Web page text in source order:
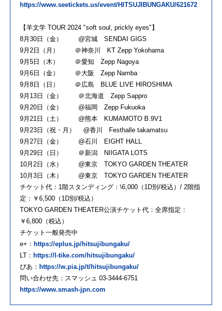
https://www.seetickets.us/event/HITSUJIBUNGAKU/621672
【羊文学 TOUR 2024 "soft soul, prickly eyes"】
8月30日（金） @宮城 SENDAI GIGS
9月2日（月） ＠神奈川 KT Zepp Yokohama
9月5日（木） ＠愛知 Zepp Nagoya
9月6日（金） ＠大阪 Zepp Namba
9月8日（日） ＠広島 BLUE LIVE HIROSHIMA
9月13日（金） ＠北海道 Zepp Sappro
9月20日（金） @福岡 Zepp Fukuoka
9月21日（土） @熊本 KUMAMOTO B.9V1
9月23日（祝・月） @香川 Festhalle takamatsu
9月27日（金） @石川 EIGHT HALL
9月29日（日） ＠新潟 NIIGATA LOTS
10月2日（水） @東京 TOKYO GARDEN THEATER
10月3日（木） @東京 TOKYO GARDEN THEATER
チケット代：1階スタンディング：\6,000（1D別/税込）/ 2階指
定：￥6,500（1D別/税込）
TOKYO GARDEN THEATER公演チケット代：全席指定：
￥6,800（税込）
チケット一般発売中
e+： https://eplus.jp/hitsujibungaku/
LT： https://l-tike.com/hitsujibungaku/
ぴあ： https://w.pia.jp/t/hitsujibungaku/
問い合わせ先：スマッシュ 03-3444-6751
https://www.smash-jpn.com